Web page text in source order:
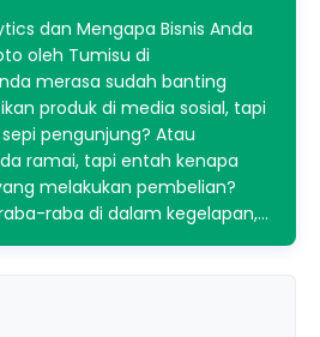
dan Mengapa Bisnis Anda
oleh Tumisu di
merasa sudah banting
produk di media sosial, tapi
pengunjung? Atau
ramai, tapi entah kenapa
melakukan pembelian?
raba di dalam kegelapan,…